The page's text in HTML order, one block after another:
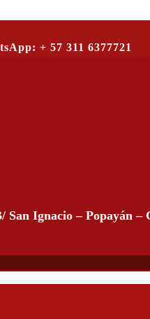
+ 57 311 6377721
Ignacio – Popayán –